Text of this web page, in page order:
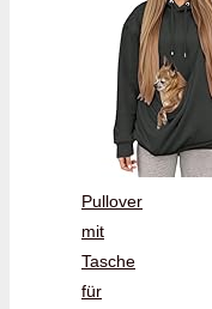
Pullover
mit
Tasche
für